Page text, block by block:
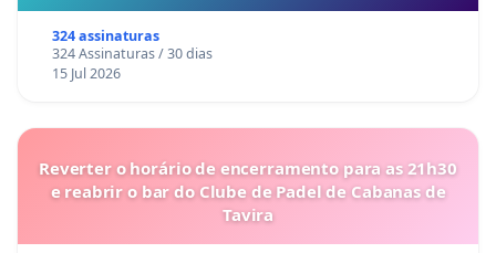
324 assinaturas
324 Assinaturas / 30 dias
15 Jul 2026
Reverter o horário de encerramento para as 21h30
e reabrir o bar do Clube de Padel de Cabanas de
Tavira